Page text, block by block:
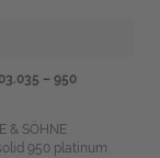
– 950
& SÖHNE
950 platinum